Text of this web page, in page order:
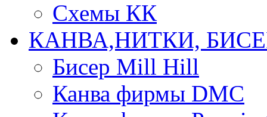
Схемы КК
КАНВА,НИТКИ,
Бисер Mill Hill
Канва фирмы DMC